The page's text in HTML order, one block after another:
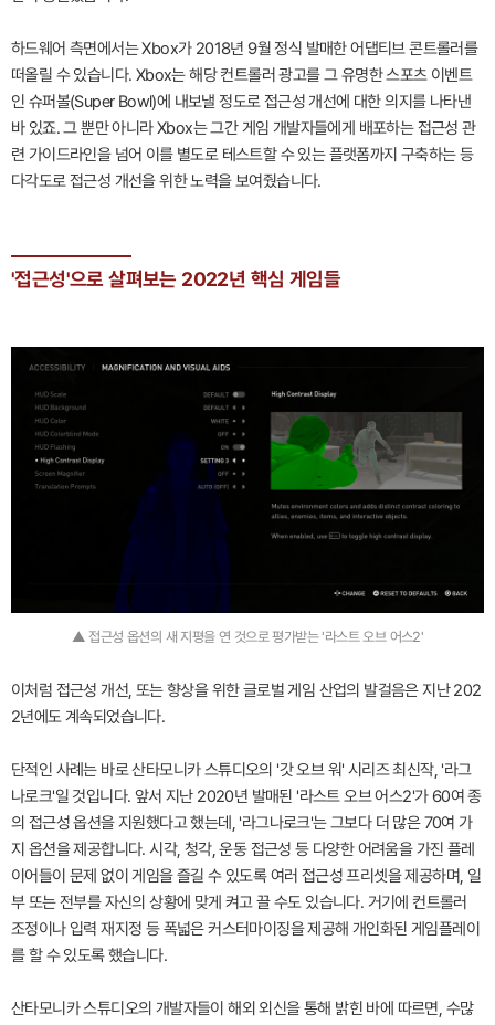
하드웨어 측면에서는 Xbox가 2018년 9월 정식 발매한 어댑티브 콘트롤러를
떠올릴 수 있습니다. Xbox는 해당 컨트롤러 광고를 그 유명한 스포츠 이벤트
인 슈퍼볼(Super Bowl)에 내보낼 정도로 접근성 개선에 대한 의지를 나타낸
바 있죠. 그 뿐만 아니라 Xbox는 그간 게임 개발자들에게 배포하는 접근성 관
련 가이드라인을 넘어 이를 별도로 테스트할 수 있는 플랫폼까지 구축하는 등
다각도로 접근성 개선을 위한 노력을 보여줬습니다.
'접근성'으로 살펴보는 2022년 핵심 게임들
▲ 접근성 옵션의 새 지평을 연 것으로 평가받는 '라스트 오브 어스2'
이처럼 접근성 개선, 또는 향상을 위한 글로벌 게임 산업의 발걸음은 지난 202
2년에도 계속되었습니다.
단적인 사례는 바로 산타모니카 스튜디오의 '갓 오브 워' 시리즈 최신작, '라그
나로크'일 것입니다. 앞서 지난 2020년 발매된 '라스트 오브 어스2'가 60여 종
의 접근성 옵션을 지원했다고 했는데, '라그나로크'는 그보다 더 많은 70여 가
지 옵션을 제공합니다. 시각, 청각, 운동 접근성 등 다양한 어려움을 가진 플레
이어들이 문제 없이 게임을 즐길 수 있도록 여러 접근성 프리셋을 제공하며, 일
부 또는 전부를 자신의 상황에 맞게 켜고 끌 수도 있습니다. 거기에 컨트롤러
조정이나 입력 재지정 등 폭넓은 커스터마이징을 제공해 개인화된 게임플레이
를 할 수 있도록 했습니다.
산타모니카 스튜디오의 개발자들이 해외 외신을 통해 밝힌 바에 따르면, 수많